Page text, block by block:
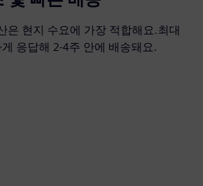
은 현지 수요에 가장 적합해요.최대
응답해 2-4주 안에 배송돼요.